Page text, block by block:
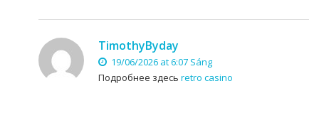
TimothyByday
19/06/2026 at 6:07 Sáng
Подробнее здесь retro casino